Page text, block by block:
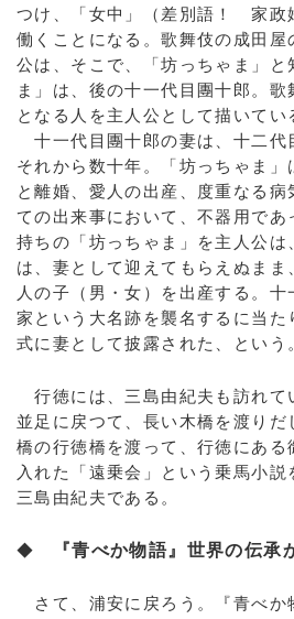
つけ、「女中」（差別語！ 家政
働くことになる。歌舞伎の成田屋
公は、そこで、「坊っちゃま」と
ま」は、後の十一代目團十郎。
となる人を主人公として描いてい
十一代目團十郎の妻は、十二代
それから数十年。「坊っちゃま
と離婚、愛人の出産、度重なる
ての出来事において、不器用であ
持ちの「坊っちゃま」を主人公は
は、妻として迎えてもらえぬまま
人の子（男・女）を出産する。
家という大名跡を襲名するに当た
式に妻として披露された、という
行徳には、三島由紀夫も訪れて
並足に戻つて、長い木橋を渡りだ
橋の行徳橋を渡って、行徳にある
入れた「遠乗会」という乗馬小
三島由紀夫である。
◆ 『青べか物語』世界の伝承
さて、浦安に戻ろう。『青べか